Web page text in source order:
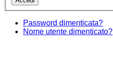
Password dimenticata?
Nome utente dimenticato?